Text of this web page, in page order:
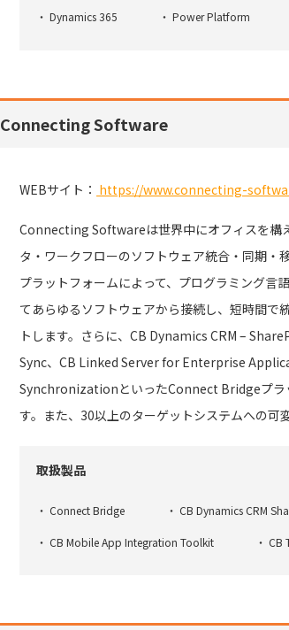
Dynamics 365 Power Platform
Connecting Software
WEBサイト： https://www.connecting-
Connecting Softwareは世界中にオフィスを構
タ・ワークフローのソフトウェア統合・同期
プラットフォームによって、プログラミング言
てあらゆるソフトウェアから接続し、短時間で
トします。さらに、CB Dynamics CRM –
Sync、CB Linked Server for Enterprise
SynchronizationといったConnect Bridgeプラ
す。また、30以上のターゲットシステムへの可
取扱製品
Connect Bridge CB Dynamics CRM
CB Mobile App Integration Toolkit CB